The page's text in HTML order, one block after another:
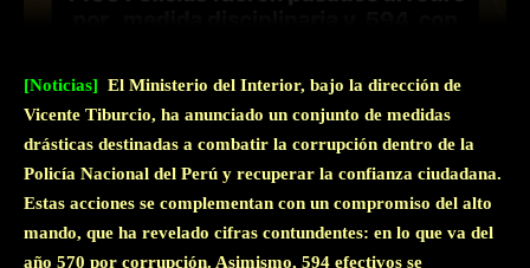
[Noticias] El Ministerio del Interior, bajo la dirección de
Vicente Tiburcio, ha anunciado un conjunto de medidas
drásticas destinadas a combatir la corrupción dentro de la
Policía Nacional del Perú y recuperar la confianza ciudadana.
Estas acciones se complementan con un compromiso del alto
mando, que ha revelado cifras contundentes: en lo que va del
año 570 por corrupción. Asimismo, 594 efectivos se